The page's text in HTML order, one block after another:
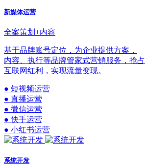
新媒体运营
全案策划+内容
基于品牌账号定位，为企业提供方案，
内容、执行等品牌管家式营销服务，抢占
互联网红利，实现流量变现。
● 短视频运营
● 直播运营
● 微信运营
● 快手运营
● 小红书运营
系统开发